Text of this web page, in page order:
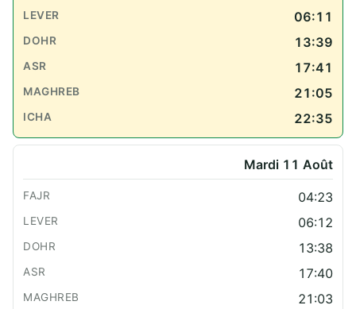
06:11
13:39
17:41
21:05
22:35
Mardi 11 Août
04:23
06:12
13:38
17:40
21:03